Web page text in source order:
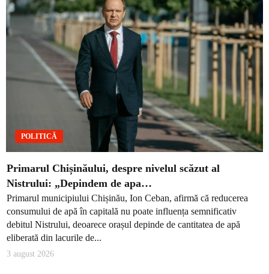
POLITICĂ
Primarul Chișinăului, despre nivelul scăzut al
Nistrului: „Depindem de apa…
Primarul municipiului Chișinău, Ion Ceban, afirmă că reducerea
consumului de apă în capitală nu poate influența semnificativ
debitul Nistrului, deoarece orașul depinde de cantitatea de apă
eliberată din lacurile de...
3 august 2026